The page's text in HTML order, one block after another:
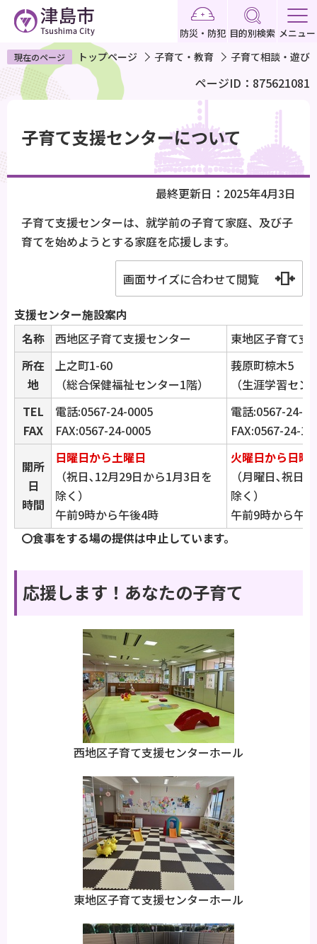
ペ
ー
ジ
で
す
防災・防犯 目的別検索 メニュー
現在のページ トップページ 子育て・教育 子育て相談・遊び
ページID：875621081
子育て支援センターについて
最終更新日：2025年4月3日
子育て支援センターは、就学前の子育て家庭、及び子
育てを始めようとする家庭を応援します。
画面サイズに合わせて閲覧
支援センター施設案内
名称
西地区子育て支援センター
東地区子育て支
所在
地
上之町1-60
（総合保健福祉センター1階）
莪原町椋木5
（生涯学習セン
TEL
FAX
電話:0567-24-0005
FAX:0567-24-0005
電話:0567-24-
FAX:0567-24-
開所
日
時間
日曜日から土曜日
（祝日､12月29日から1月3日を
除く）
午前9時から午後4時
火曜日から日曜
（月曜日､祝日
除く）
午前9時から午
〇食事をする場の提供は中止しています。
応援します！あなたの子育て
西地区子育て支援センターホール
東地区子育て支援センターホール